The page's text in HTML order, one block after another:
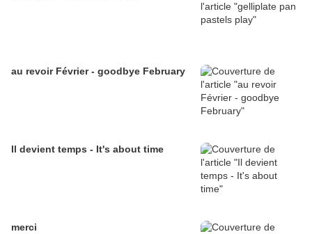
au revoir Février - goodbye February
Il devient temps - It's about time
merci